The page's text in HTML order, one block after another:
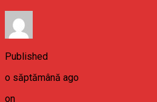
Published
o săptămână ago
on